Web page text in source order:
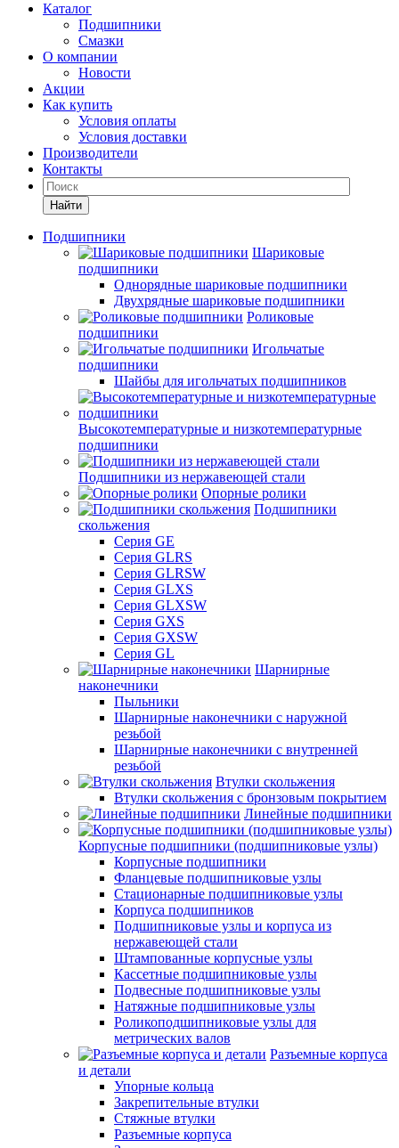
Каталог
Подшипники
Смазки
О компании
Новости
Акции
Как купить
Условия оплаты
Условия доставки
Производители
Контакты
Найти
Подшипники
Шариковые
подшипники
Однорядные шариковые подшипники
Двухрядные шариковые подшипники
Роликовые
подшипники
Игольчатые
подшипники
Шайбы для игольчатых подшипников
Высокотемпературные и низкотемпературные
подшипники
Подшипники из нержавеющей стали
Опорные ролики
Подшипники
скольжения
Серия GE
Серия GLRS
Серия GLRSW
Серия GLXS
Серия GLXSW
Серия GXS
Серия GXSW
Серия GL
Шарнирные
наконечники
Пыльники
Шарнирные наконечники с наружной
резьбой
Шарнирные наконечники с внутренней
резьбой
Втулки скольжения
Втулки скольжения с бронзовым покрытием
Линейные подшипники
Корпусные подшипники (подшипниковые узлы)
Корпусные подшипники
Фланцевые подшипниковые узлы
Стационарные подшипниковые узлы
Корпуса подшипников
Подшипниковые узлы и корпуса из
нержавеющей стали
Штампованные корпусные узлы
Кассетные подшипниковые узлы
Подвесные подшипниковые узлы
Натяжные подшипниковые узлы
Роликоподшипниковые узлы для
метрических валов
Разъемные корпуса
и детали
Упорные кольца
Закрепительные втулки
Стяжные втулки
Разъемные корпуса